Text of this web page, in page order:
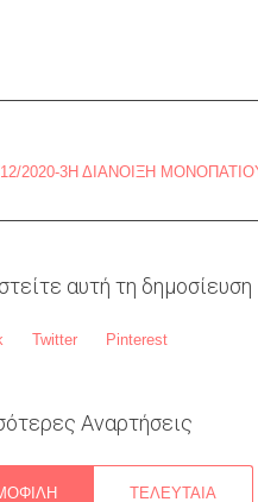
12/2020-3Η ΔΙΆΝΟΙΞΗ
αυτή τη δημοσίευση
Twitter Pinterest
Αναρτήσεις
ΤΕΛΕΥΤΑΊΑ